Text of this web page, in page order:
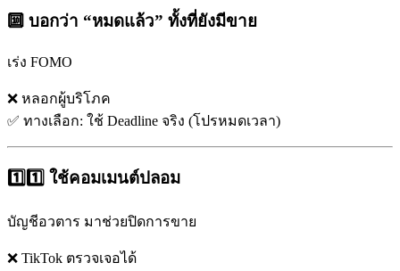
🔟 บอกว่า “หมดแล้ว” ทั้งที่ยังมีขาย
เร่ง FOMO
❌ หลอกผู้บริโภค
✅ ทางเลือก: ใช้ Deadline จริง (โปรหมดเวลา)
1️⃣1️⃣ ใช้คอมเมนต์ปลอม
บัญชีอวตาร มาช่วยปิดการขาย
❌ TikTok ตรวจเจอได้